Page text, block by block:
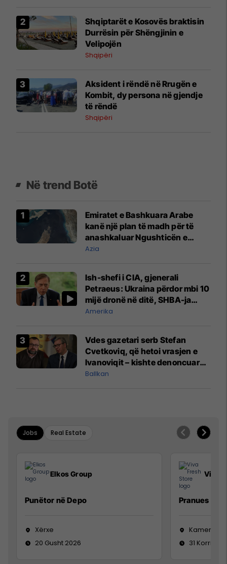
Shqiptarët e Kosovës braktisin
Durrësin për Shëngjinin e
Velipojën
Shqipëri
​Aksident i rëndë në Rrugën e
Kombit, dy persona në gjendje
të rëndë
Shqipëri
Në trend Botë
Emiratet e Bashkuara Arabe
kanë një plan të madh për të
anashkaluar Ngushticën e
Hormuzit
Azia
Ish-shefi i CIA, gjenerali
Petraeus: Ukraina përdor mbi 10
mijë dronë në ditë, SHBA-ja
mbetet shumë prapa në
Amerika
Vdes gazetari serb Stefan
Cvetkoviq, që hetoi vrasjen e
Ivanoviqit – kishte denoncuar
kërcënime ndaj vëllezërve
Ballkan
Jobs Real Estate
Elkos Group
Punëtor në Depo
Xërxe
20 Gusht 2026
Viva
Pranues
Kamenicë
31 Korrik